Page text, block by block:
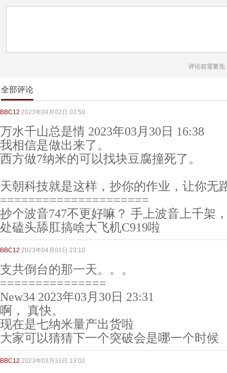
评论前需要先
全部评论
BBC12 2023年04月02日 03:50
万水千山总是情 2023年03月30日 16:38
我相信是做出来了。
西方做7纳米的可以找块豆腐撞死了。
天朝科技就是这样，抄你的作业，让你无
=====================
抄个波音747不更好嘛？ 手上波音上千架
处磕头舔肛搞啥大飞机C919啦
BBC12 2023年04月01日 23:10
支共倒台的那一天。。。
===============
New34 2023年03月30日 23:31
啊， 真快。
现在是七纳米量产出货啦
大家可以猜猜下一个突破会是哪一个时候
BBC12 2023年03月31日 13:02